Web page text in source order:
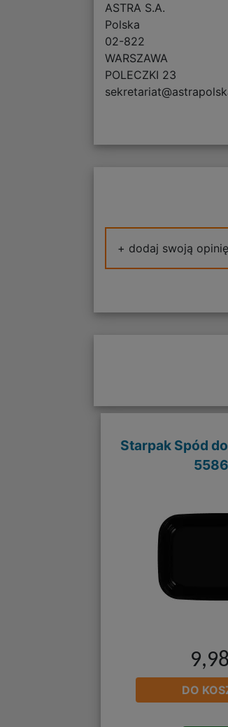
ASTRA S.A.
Polska
02-822
WARSZAWA
POLECZKI 23
+ dodaj swoją opinię
Starpak Spód
DO